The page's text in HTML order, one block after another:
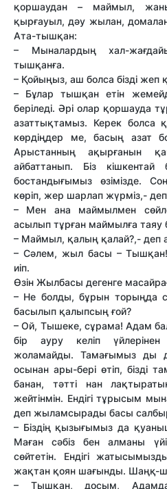
қоршаудан – маймыл,
қырғауыл, дәу жылан,
Ата-тышқан:
– Мыналардың хал-
тышқанға.
– Қойыңыз, аш болса бізді жеп
– Бұлар тышқан етін
беріледі. Әрі олар қоршауда
азаттықтамыз. Керек болса
көрдіңдер ме, басың азат
Арыстанның ақырғанын
айбаттанып. Біз
бостандығымыз өзімізде.
көріп, жер шарлап жүрміз,-
– Мен ана маймылмен
асылып тұрған маймылға таяу
– Маймыл, қалың қалай?,- деп
– Сәлем, жыл басы –
иіп.
Өзін Жылбасы дегенге
– Не болды, бұрын торыңда
басылып қалыпсың ғой?
– Ой, Тышеке, сұрама! Адам
бір ауру келіп
жоламайды. Тамағымыз ды
осынан ары-бері өтіп, бізді
банан, тәтті нан
жейтінмін. Ендігі тұрысым
деп жыламсырады басы
– Біздің қызығымыз да
Маған сәбіз бен алманы
сөйтетін. Ендігі
жақтан қоян шағынды. Шаңқ-
– Тышқан, досым,